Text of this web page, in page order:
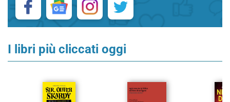
I libri più cliccati oggi